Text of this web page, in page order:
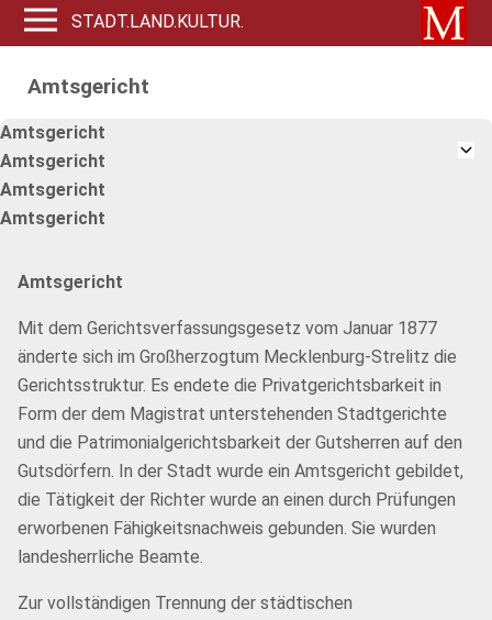
STADT.LAND.KULTUR.
Amtsgericht
Amtsgericht
Amtsgericht
Amtsgericht
Amtsgericht
Amtsgericht
Mit dem Gerichtsverfassungsgesetz vom Januar 1877
änderte sich im Großherzogtum Mecklenburg-Strelitz die
Gerichtsstruktur. Es endete die Privatgerichtsbarkeit in
Form der dem Magistrat unterstehenden Stadtgerichte
und die Patrimonialgerichtsbarkeit der Gutsherren auf den
Gutsdörfern. In der Stadt wurde ein Amtsgericht gebildet,
die Tätigkeit der Richter wurde an einen durch Prüfungen
erworbenen Fähigkeitsnachweis gebunden. Sie wurden
landesherrliche Beamte.
Zur vollständigen Trennung der städtischen